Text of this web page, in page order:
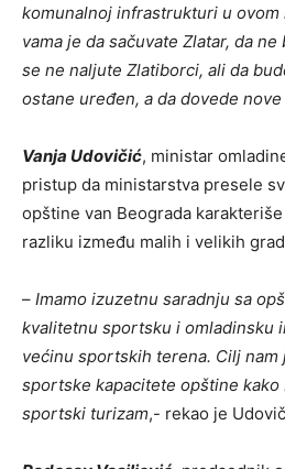
komunalnoj infrastrukturi u ovom
vama je da sačuvate Zlatar, da
se ne naljute Zlatiborci, ali da
ostane uređen, a da dovede
Vanja Udovičić, ministar
pristup da ministarstva presele
opštine van Beograda
razliku između malih i velikih
– Imamo izuzetnu saradnju sa
kvalitetnu sportsku i omladinsku
većinu sportskih terena. Cilj nam
sportske kapacitete opštine
sportski turizam,- rekao je